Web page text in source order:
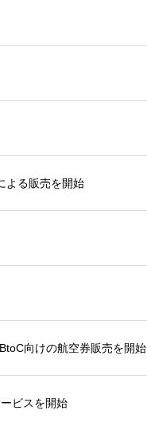
よる販売を開始
向けの航空券販売を開始
ビスを開始